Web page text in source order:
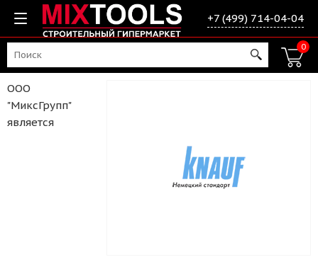
+7 (499) 714-04-04
0
ООО
"МиксГрупп"
является